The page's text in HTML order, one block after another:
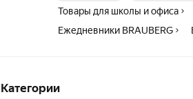
Товары для школы и офиса
Ежедневники BRAUBERG
Категории